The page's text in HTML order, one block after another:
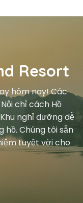
Resort
hôm nay! Các
chỉ cách Hồ
nghỉ dưỡng dễ
hồ. Chúng tôi sẵn
tuyệt vời cho